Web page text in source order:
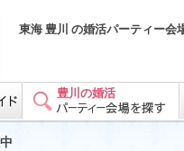
東海 豊川 の婚活パーティー会
豊川の婚活